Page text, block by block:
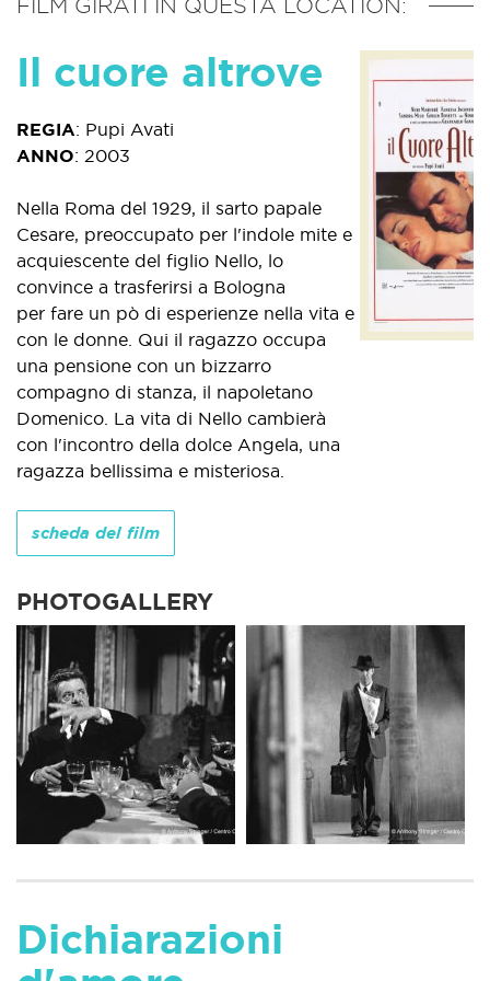
FILM GIRATI IN QUESTA LOCATION:
Il cuore altrove
REGIA: Pupi Avati
ANNO: 2003
Nella Roma del 1929, il sarto papale
Cesare, preoccupato per l'indole mite e
acquiescente del figlio Nello, lo
convince a trasferirsi a Bologna
per fare un pò di esperienze nella vita e
con le donne. Qui il ragazzo occupa
una pensione con un bizzarro
compagno di stanza, il napoletano
Domenico. La vita di Nello cambierà
con l'incontro della dolce Angela, una
ragazza bellissima e misteriosa.
scheda del film
PHOTOGALLERY
Dichiarazioni